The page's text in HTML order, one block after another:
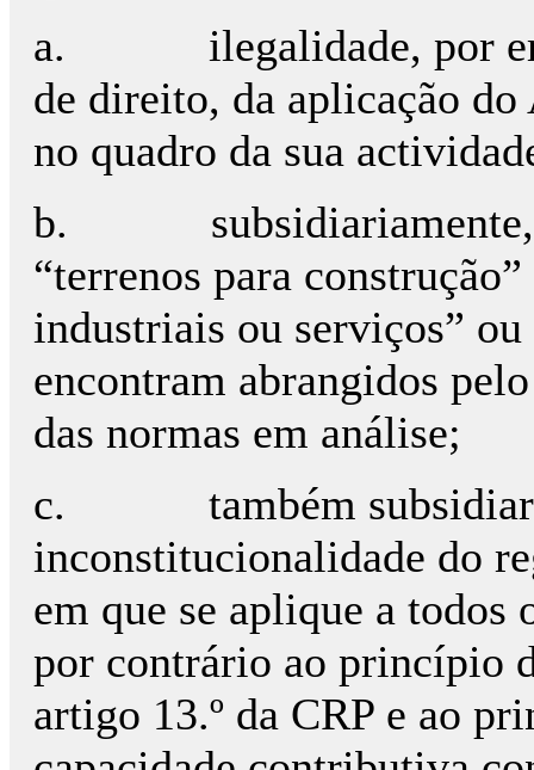
a.
ilegalidade, por
de direito, da aplicação
no quadro da sua
b.
“terrenos para
industriais ou serviços”
encontram abrangidos
das normas em análise;
c.
também
inconstitucionalidade do
em que se aplique a todos
por contrário ao princípio
artigo 13.º da CRP e ao